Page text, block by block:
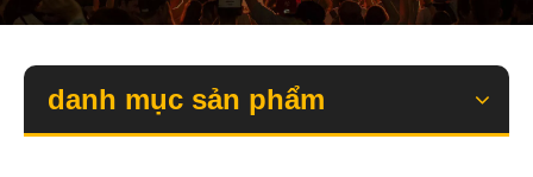
danh mục sản phẩm